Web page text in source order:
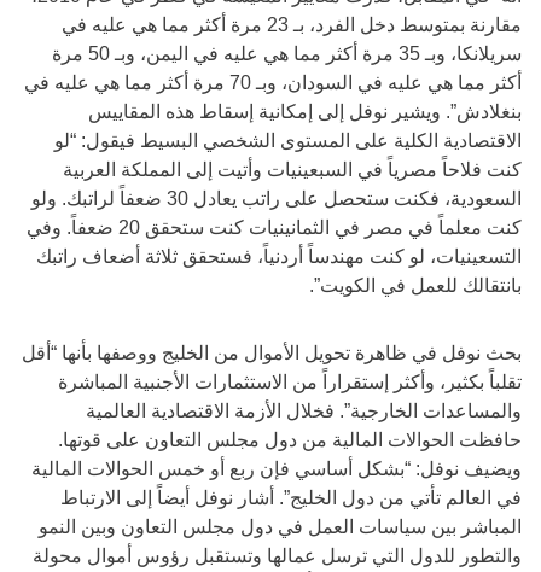
مقارنة بمتوسط دخل الفرد، بـ 23 مرة أكثر مما هي عليه في
سريلانكا، وبـ 35 مرة أكثر مما هي عليه في اليمن، وبـ 50 مرة
أكثر مما هي عليه في السودان، وبـ 70 مرة أكثر مما هي عليه في
بنغلادش”. ويشير نوفل إلى إمكانية إسقاط هذه المقاييس
الاقتصادية الكلية على المستوى الشخصي البسيط فيقول: “لو
كنت فلاحاً مصرياً في السبعينيات وأتيت إلى المملكة العربية
السعودية، فكنت ستحصل على راتب يعادل 30 ضعفاً لراتبك. ولو
كنت معلماً في مصر في الثمانينيات كنت ستحقق 20 ضعفاً. وفي
التسعينيات، لو كنت مهندساً أردنياً، فستحقق ثلاثة أضعاف راتبك
بانتقالك للعمل في الكويت”.
بحث نوفل في ظاهرة تحويل الأموال من الخليج ووصفها بأنها “أقل
تقلباً بكثير، وأكثر إستقراراً من الاستثمارات الأجنبية المباشرة
والمساعدات الخارجية”. فخلال الأزمة الاقتصادية العالمية
حافظت الحوالات المالية من دول مجلس التعاون على قوتها.
ويضيف نوفل: “بشكل أساسي فإن ربع أو خمس الحوالات المالية
في العالم تأتي من دول الخليج”. أشار نوفل أيضاً إلى الارتباط
المباشر بين سياسات العمل في دول مجلس التعاون وبين النمو
والتطور للدول التي ترسل عمالها وتستقبل رؤوس أموال محولة